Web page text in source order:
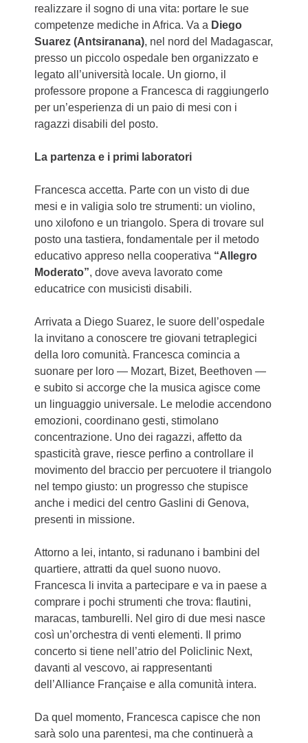
realizzare il sogno di una vita: portare le sue
competenze mediche in Africa. Va a Diego
Suarez (Antsiranana), nel nord del Madagascar,
presso un piccolo ospedale ben organizzato e
legato all’università locale. Un giorno, il
professore propone a Francesca di raggiungerlo
per un’esperienza di un paio di mesi con i
ragazzi disabili del posto.
La partenza e i primi laboratori
Francesca accetta. Parte con un visto di due
mesi e in valigia solo tre strumenti: un violino,
uno xilofono e un triangolo. Spera di trovare sul
posto una tastiera, fondamentale per il metodo
educativo appreso nella cooperativa “Allegro
Moderato”, dove aveva lavorato come
educatrice con musicisti disabili.
Arrivata a Diego Suarez, le suore dell’ospedale
la invitano a conoscere tre giovani tetraplegici
della loro comunità. Francesca comincia a
suonare per loro — Mozart, Bizet, Beethoven —
e subito si accorge che la musica agisce come
un linguaggio universale. Le melodie accendono
emozioni, coordinano gesti, stimolano
concentrazione. Uno dei ragazzi, affetto da
spasticità grave, riesce perfino a controllare il
movimento del braccio per percuotere il triangolo
nel tempo giusto: un progresso che stupisce
anche i medici del centro Gaslini di Genova,
presenti in missione.
Attorno a lei, intanto, si radunano i bambini del
quartiere, attratti da quel suono nuovo.
Francesca li invita a partecipare e va in paese a
comprare i pochi strumenti che trova: flautini,
maracas, tamburelli. Nel giro di due mesi nasce
così un’orchestra di venti elementi. Il primo
concerto si tiene nell’atrio del Policlinic Next,
davanti al vescovo, ai rappresentanti
dell’Alliance Française e alla comunità intera.
Da quel momento, Francesca capisce che non
sarà solo una parentesi, ma che continuerà a